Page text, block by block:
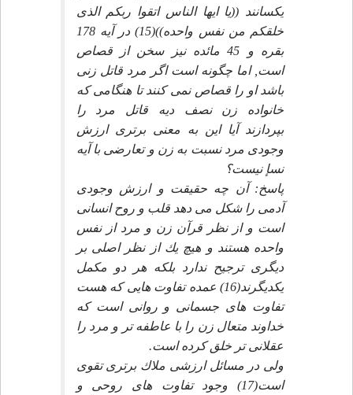
يكسانند ((يا ايها الناس اتقوا ربكم الذى
خلقكم من نفس واحده))(15) در آيه 178
بقره و 45 مائده نيز سخن از قصاص
است, اما چگونه است اگر مرد قاتل زنى
باشد او را قصاص نمى كنند تا هنگامى كه
خانواده زن نصف ديه قاتل مرد را
بپردازند آيا اين به معنى برترى ارزش
وجودى مرد نسبت به زن و تعارضى با آيه
نسإ نيست؟
پاسخ: آن چه حقيقت و ارزش وجودى
آدمى را شكل مى دهد قلب و روح انسانى
است و از نظر قرآن زن و مرد از نفس
واحده هستند و هيچ يك از نظر اصلى بر
ديگرى ترجيح ندارد بلكه هر دو مكمل
يكديگرند(16) عمده تفاوت هايى كه هست
تفاوت هاى جسمانى و روانى است كه
خداوند متعال زن را با عاطفه تر و مرد را
عقلانى تر خلق كرده است.
ولى در مسائل ارزشى ملاك برترى تقوى
است(17) وجود تفاوت هاى روحى و